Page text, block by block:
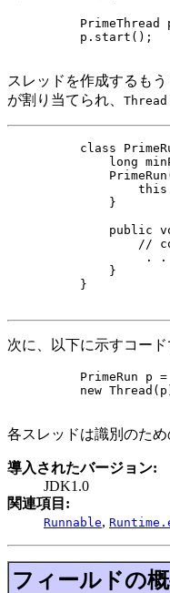
PrimeThread
     p.start();
スレッドを作成するもう
が割り当てられ、 Thread
class
long
         }
public
//
. .
         }
     }
次に、以下に示すコー
PrimeRun p
new
各スレッドは識別のた
導入されたバージョン:
JDK1.0
関連項目:
Runnable,
フィールドの